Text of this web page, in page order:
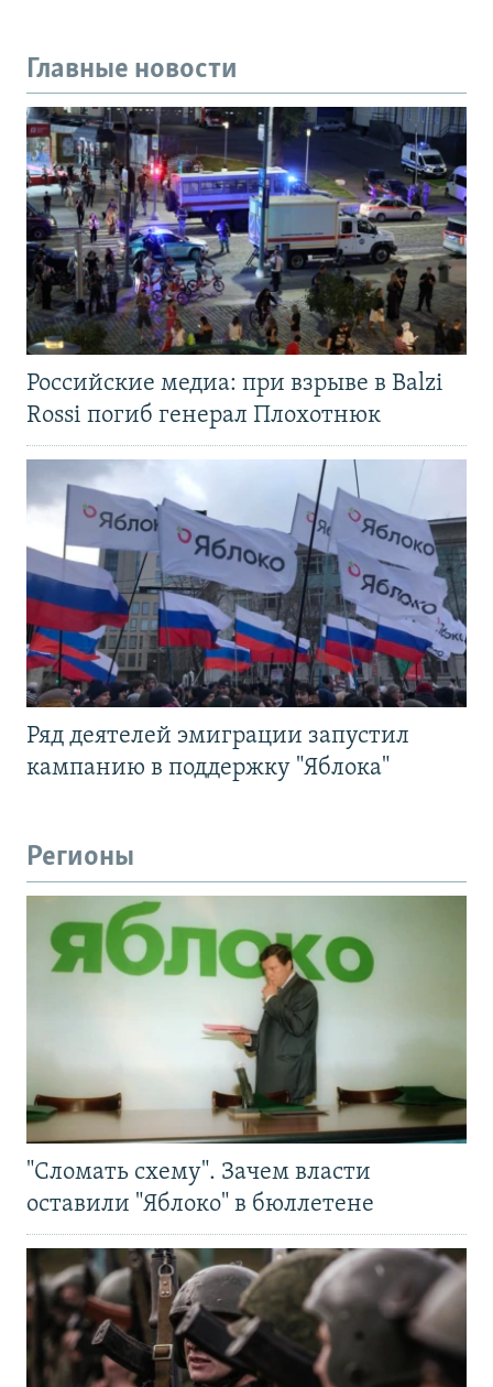
Главные новости
Российские медиа: при взрыве в Balzi
Rossi погиб генерал Плохотнюк
Ряд деятелей эмиграции запустил
кампанию в поддержку "Яблока"
Регионы
"Сломать схему". Зачем власти
оставили "Яблоко" в бюллетене